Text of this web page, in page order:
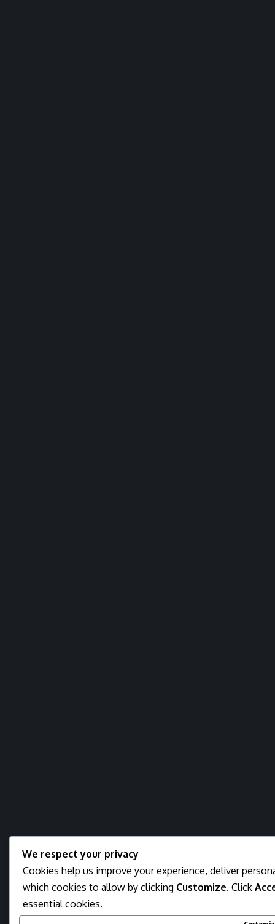
We respect your privacy
Cookies help us improve your experience, deliver
which cookies to allow by clicking Customize. Click
essential cookies.